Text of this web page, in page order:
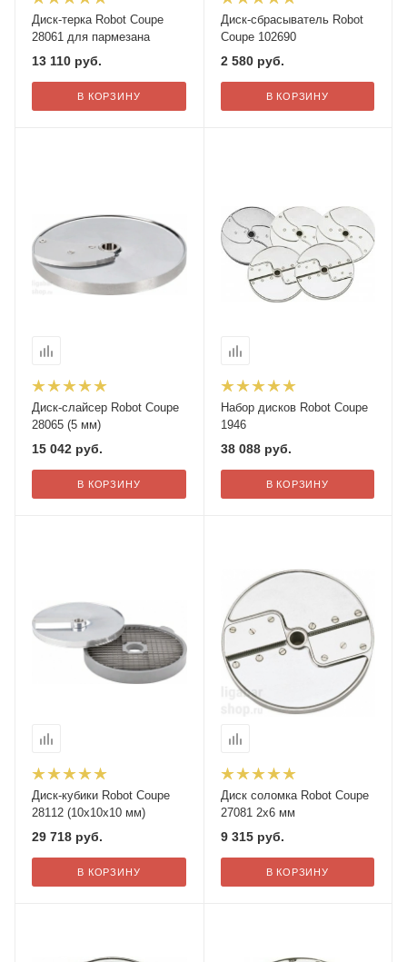
Диск-терка Robot Coupe
28061 для пармезана
13 110 руб.
В КОРЗИНУ
Диск-сбрасыватель Robot
Coupe 102690
2 580руб.
В КОРЗИНУ
Диск-слайсер Robot Coupe
28065 (5 мм)
15 042 руб.
В КОРЗИНУ
Набор дисков Robot Coupe
1946
38 088руб.
В КОРЗИНУ
Диск-кубики Robot Coupe
28112 (10х10х10 мм)
29 718 руб.
В КОРЗИНУ
Диск соломка Robot Coupe
27081 2х6 мм
9 315руб.
В КОРЗИНУ